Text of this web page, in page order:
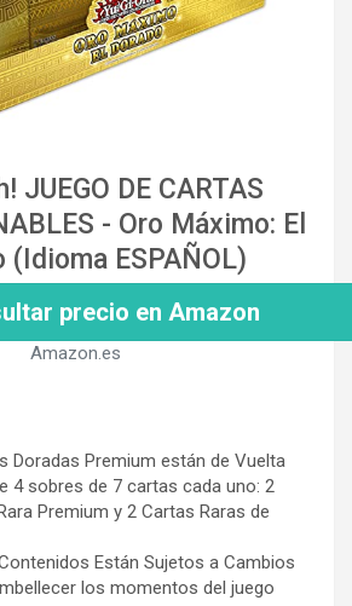
JUEGO DE CARTAS
- Oro Máximo: El
(Idioma ESPAÑOL)
precio en Amazon
Amazon.es
Doradas Premium están de Vuelta
4 sobres de 7 cartas cada uno: 2
Premium y 2 Cartas Raras de
Están Sujetos a Cambios
los momentos del juego